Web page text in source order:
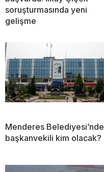
soruşturmasında yeni
gelişme
Menderes Belediyesi’nde
başkanvekili kim olacak?